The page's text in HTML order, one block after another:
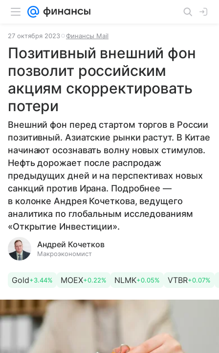
27 октября 2023 Финансы Mail
Позитивный внешний фон
позволит российским
акциям скорректировать
потери
Внешний фон перед стартом торгов в России
позитивный. Азиатские рынки растут. В Китае
начинают осознавать волну новых стимулов.
Нефть дорожает после распродаж
предыдущих дней и на перспективах новых
санкций против Ирана. Подробнее —
в колонке Андрея Кочеткова, ведущего
аналитика по глобальным исследованиям
«Открытие Инвестиции».
Андрей Кочетков
Макроэкономист
Gold+3.44% MOEX+0.22% NLMK+0.05% VTBR+0.07%